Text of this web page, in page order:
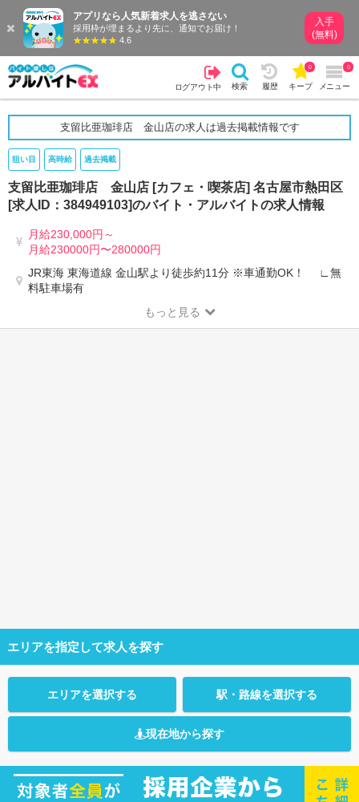
アプリなら人気新着求人を逃さない
採用枠が埋まるより先に、通知でお届け！
4.6
入手
(無料)
ログアウト中 検索 履歴 キープ
0
メニュー
0
支留比亜珈琲店 金山店の求人は過去掲載情報です
狙い目 高時給 過去掲載
支留比亜珈琲店 金山店 [カフェ・喫茶店] 名古屋市熱田区
[求人ID：384949103]のバイト・アルバイトの求人情報
月給230,000円～
月給230000円〜280000円
JR東海 東海道線 金山駅より徒歩約11分 ※車通勤OK！ ∟無
料駐車場有
もっと見る
エリアを指定して求人を探す
エリアを選択する 駅・路線を選択する
現在地から探す